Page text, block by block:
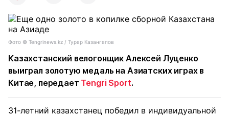
Фото ©️ Tengrinews.kz / Турар Казангапов
Казахстанский велогонщик Алексей Луценко
выиграл золотую медаль на Азиатских играх в
Китае, передает Tengri Sport.
31-летний казахстанец победил в индивидуальной